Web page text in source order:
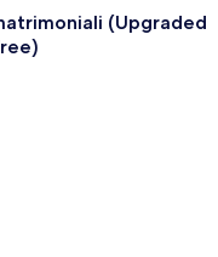
Una camera d'albergo con
(Upgraded